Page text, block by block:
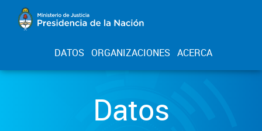
DATOS ORGANIZACIONES ACERCA
Datos